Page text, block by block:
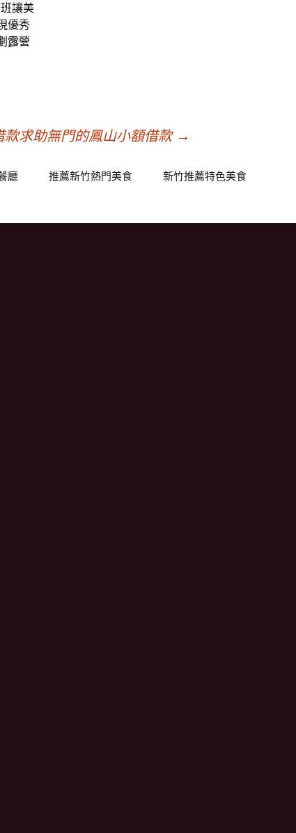
讓美
優秀
露營
款求助無門的鳳山小額借款 →
廳 推薦新竹熱門美食 新竹推薦特色美食